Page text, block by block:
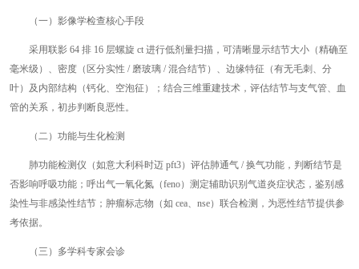
（一）影像学检查核心手段
采用联影 64 排 16 层螺旋 ct 进行低剂量扫描，可清晰显示结节大小（精确至
毫米级）、密度（区分实性 / 磨玻璃 / 混合结节）、边缘特征（有无毛刺、分
叶）及内部结构（钙化、空泡征）；结合三维重建技术，评估结节与支气管、血
管的关系，初步判断良恶性。
（二）功能与生化检测
肺功能检测仪（如意大利科时迈 pft3）评估肺通气 / 换气功能，判断结节是
否影响呼吸功能；呼出气一氧化氮（feno）测定辅助识别气道炎症状态，鉴别感
染性与非感染性结节；肿瘤标志物（如 cea、nse）联合检测，为恶性结节提供参
考依据。
（三）多学科专家会诊